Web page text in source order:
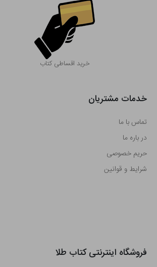
خرید اقساطی کتاب
خدمات مشتریان
تماس با ما
در باره ما
حریم خصوصی
شرایط و قوانین
فروشگاه اینترنتی کتاب طلا